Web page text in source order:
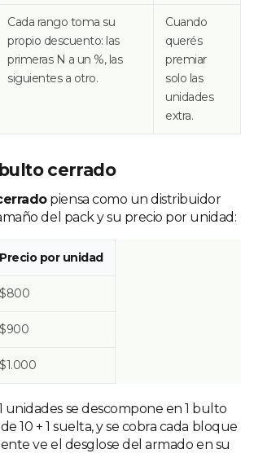
Cada rango toma su
propio descuento: las
primeras N a un %, las
siguientes a otro.
Cuando
querés
premiar
solo las
unidades
extra.
cerrado
piensa como un distribuidor
del pack y su precio por unidad:
Precio por unidad
$800
$900
$1.000
unidades se descompone en 1 bulto
10 + 1 suelta, y se cobra cada bloque
ve el desglose del armado en su